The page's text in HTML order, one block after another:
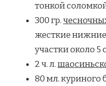
тонкой
300 гр.
жесткие нижние
участки около 5
2 ч. л.
80 мл. куриного